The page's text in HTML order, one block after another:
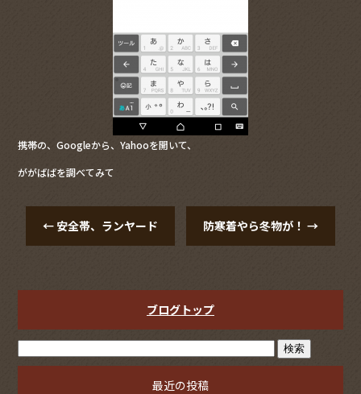
携帯の、Googleから、Yahooを開いて、
ががばばを調べてみて
← 安全帯、ランヤード 防寒着やら冬物が！ →
ブログトップ
最近の投稿